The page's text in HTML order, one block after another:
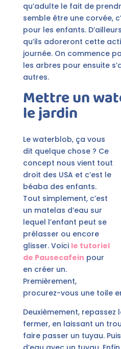
qu’adulte le fait de
semble être une corvée,
pour les enfants.
qu’ils adoreront cette
journée. On commence
les arbres pour ensuite
autres.
Mettre un
le jardin
Le waterblob, ça vous
dit quelque chose ? Ce
concept nous vient tout
droit des USA et c’est le
béaba des enfants.
Tout simplement, c’est
un matelas d’eau sur
lequel l’enfant peut se
prélasser ou encore
glisser. Voici le tutoriel
de Pausecafein pour
en créer un.
Premièrement,
procurez-vous une toile
Deuxièmement,
fermer, en laissant un
faire passer un tuyau.